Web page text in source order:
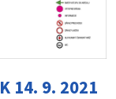
14. 9. 2021